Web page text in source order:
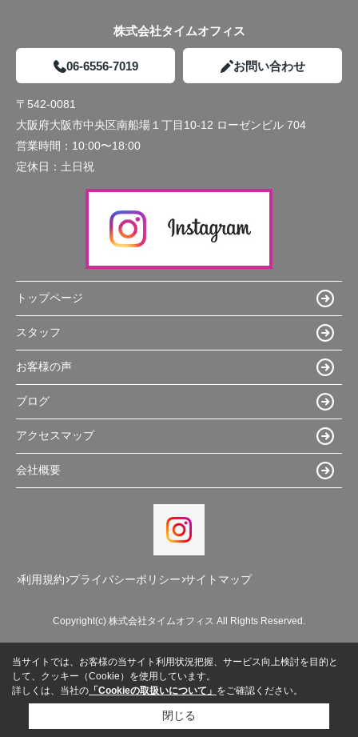
株式会社タイムオフィス
06-6556-7019 お問い合わせ
〒542-0081
大阪府大阪市中央区南船場１丁目10-12 ローゼンビル 704
営業時間： 10:00〜18:00
定休日： 土日祝
トップページ
スタッフ
お客様の声
ブログ
アクセスマップ
会社概要
利用規約 プライバシーポリシー サイトマップ
Copyright(c) 株式会社タイムオフィス All Rights Reserved.
当サイトでは、お客様の当サイト利用状況把握、サービス向上検討を目的と
して、クッキー（Cookie）を使用しています。
詳しくは、当社の 「Cookieの取扱いについて」 をご確認ください。
閉じる